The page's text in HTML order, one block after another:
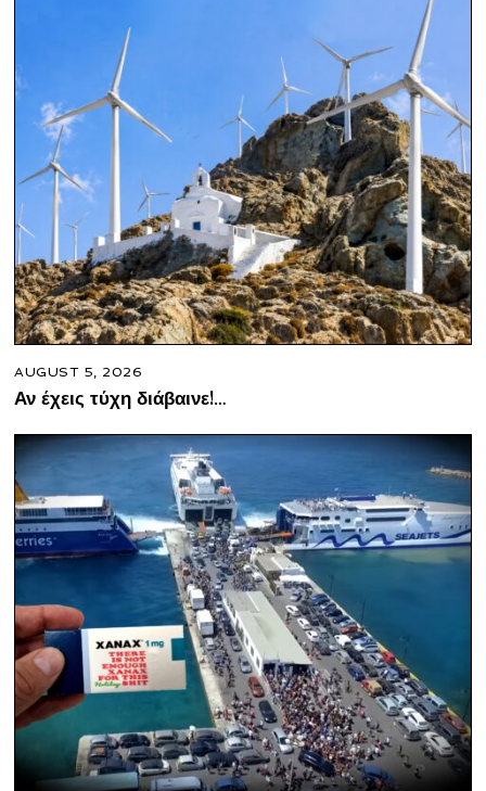
AUGUST 5, 2026
Αν έχεις τύχη διάβαινε!…